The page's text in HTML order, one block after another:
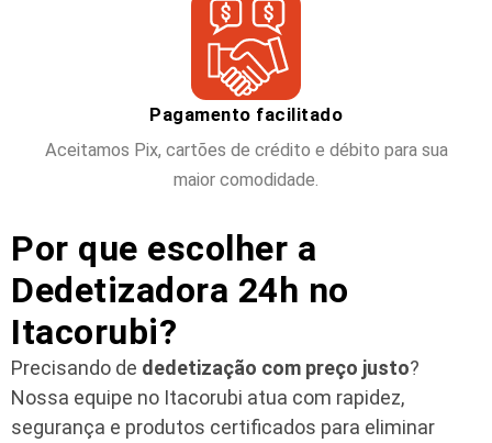
Pagamento facilitado
Aceitamos Pix, cartões de crédito e débito para sua
maior comodidade.
Por que escolher a
Dedetizadora 24h no
Itacorubi?
Precisando de dedetização com preço justo?
Nossa equipe no Itacorubi atua com rapidez,
segurança e produtos certificados para eliminar